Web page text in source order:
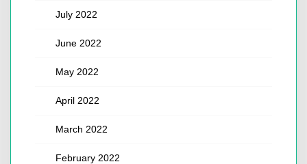
July 2022
June 2022
May 2022
April 2022
March 2022
February 2022